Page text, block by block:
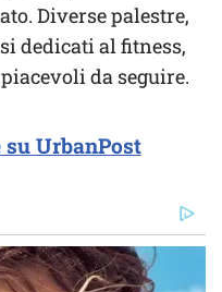
Diverse palestre,
dedicati al fitness,
da seguire.
su UrbanPost